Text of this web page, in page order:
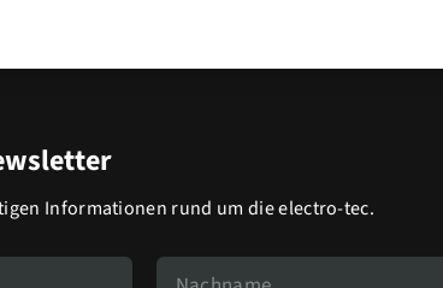
Informationen rund um die electro-tec.